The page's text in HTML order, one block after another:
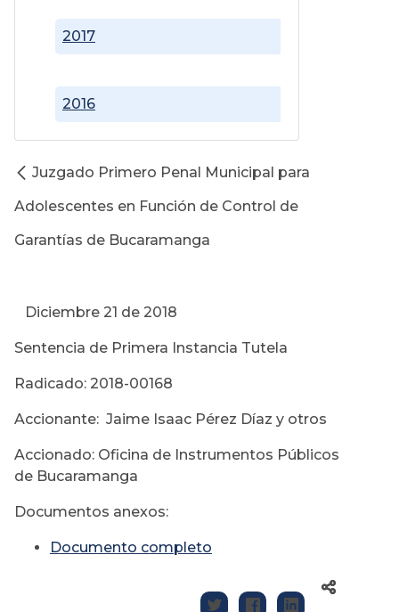
2016
2017
Juzgado Primero Penal Municipal para
Adolescentes en Función de Control de
Garantías de Bucaramanga
Diciembre 21 de 2018
Sentencia de Primera Instancia Tutela
Radicado: 2018-00168
Accionante: Jaime Isaac Pérez Díaz y otros
Accionado: Oficina de Instrumentos Públicos
de Bucaramanga
Documentos anexos:
Documento completo